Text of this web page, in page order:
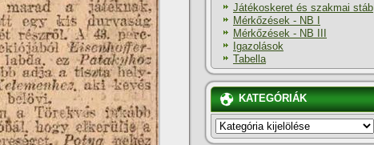
Játékoskeret és szakmai stáb
Mérkőzések - NB I
Mérkőzések - NB III
Igazolások
Tabella
KATEGÓRIÁK
KATEGÓRIÁK